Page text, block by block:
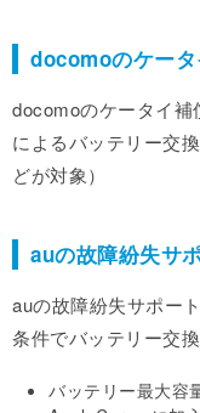
docomoのケー
docomoのケータイ
によるバッテリー交
どが対象）
auの故障紛失サ
auの故障紛失サポー
条件でバッテリー交
バッテリー最大容